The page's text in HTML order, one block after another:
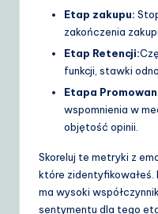
Etap zakupu:
zakończenia
Etap Retencji:
funkcji, stawki
Etapa
wspomnienia w
objętość opinii.
Skoreluj te metryki z
które zidentyfikowałeś.
ma wysoki
sentymentu dla tego